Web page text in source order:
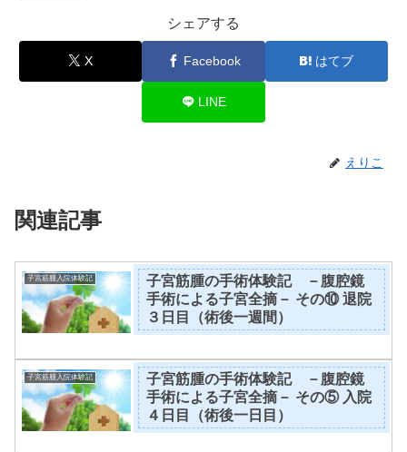
シェアする
X Facebook はてブ
LINE
えりこ
関連記事
子宮筋腫入院体験記
子宮筋腫の手術体験記 －腹腔鏡
手術による子宮全摘－ その⑩ 退院
３日目（術後一週間）
子宮筋腫入院体験記
子宮筋腫の手術体験記 －腹腔鏡
手術による子宮全摘－ その⑤ 入院
４日目（術後一日目）